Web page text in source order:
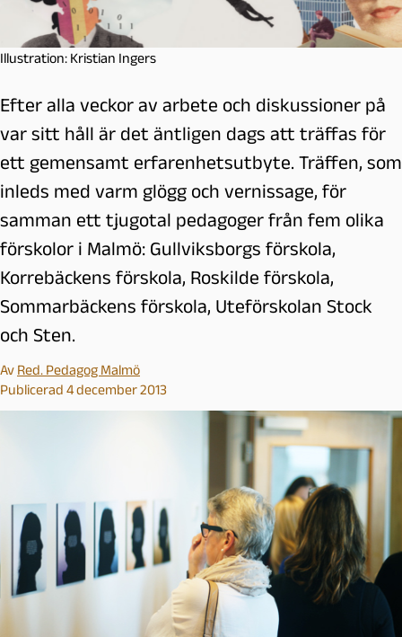
Illustration: Kristian Ingers
Efter alla veckor av arbete och diskussioner på
var sitt håll är det äntligen dags att träffas för
ett gemensamt erfarenhetsutbyte. Träffen, som
inleds med varm glögg och vernissage, för
samman ett tjugotal pedagoger från fem olika
förskolor i Malmö: Gullviksborgs förskola,
Korrebäckens förskola, Roskilde förskola,
Sommarbäckens förskola, Uteförskolan Stock
och Sten.
Av Red. Pedagog Malmö
Publicerad 4 december 2013